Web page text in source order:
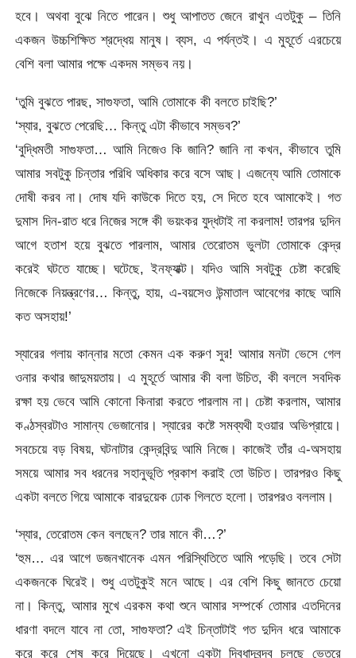
হবে। অথবা বুঝে নিতে পারেন। শুধু আপাতত জেনে রাখুন এতটুকু – তিনি
একজন উচ্চশিক্ষিত শ্রদ্ধেয় মানুষ। ব্যস, এ পর্যন্তই। এ মুহূর্তে এরচেয়ে
বেশি বলা আমার পক্ষে একদম সম্ভব নয়।
‘তুমি বুঝতে পারছ, সাগুফতা, আমি তোমাকে কী বলতে চাইছি?’
‘স্যার, বুঝতে পেরেছি… কিন্তু এটা কীভাবে সম্ভব?’
‘বুদ্ধিমতী সাগুফতা… আমি নিজেও কি জানি? জানি না কখন, কীভাবে তুমি
আমার সবটুকু চিন্তার পরিধি অধিকার করে বসে আছ। এজন্যে আমি তোমাকে
দোষী করব না। দোষ যদি কাউকে দিতে হয়, সে দিতে হবে আমাকেই। গত
দুমাস দিন-রাত ধরে নিজের সঙ্গে কী ভয়ংকর যুদ্ধটাই না করলাম! তারপর দুদিন
আগে হতাশ হয়ে বুঝতে পারলাম, আমার তেরোতম ভুলটা তোমাকে কেন্দ্র
করেই ঘটতে যাচ্ছে। ঘটেছে, ইনফ্যাক্ট। যদিও আমি সবটুকু চেষ্টা করেছি
নিজেকে নিয়ন্ত্রণের… কিন্তু, হায়, এ-বয়সেও উন্মাতাল আবেগের কাছে আমি
কত অসহায়!’
স্যারের গলায় কান্নার মতো কেমন এক করুণ সুর! আমার মনটা ভেসে গেল
ওনার কথার জাদুময়তায়। এ মুহূর্তে আমার কী বলা উচিত, কী বললে সবদিক
রক্ষা হয় ভেবে আমি কোনো কিনারা করতে পারলাম না। চেষ্টা করলাম, আমার
কণ্ঠস্বরটাও সামান্য ভেজানোর। স্যারের কষ্টে সমব্যথী হওয়ার অভিপ্রায়ে।
সবচেয়ে বড় বিষয়, ঘটনাটার কেন্দ্রবিন্দু আমি নিজে। কাজেই তাঁর এ-অসহায়
সময়ে আমার সব ধরনের সহানুভূতি প্রকাশ করাই তো উচিত। তারপরও কিছু
একটা বলতে গিয়ে আমাকে বারদুয়েক ঢোক গিলতে হলো। তারপরও বললাম।
‘স্যার, তেরোতম কেন বলছেন? তার মানে কী…?’
‘হুম… এর আগে ডজনখানেক এমন পরিস্থিতিতে আমি পড়েছি। তবে সেটা
একজনকে ঘিরেই। শুধু এতটুকুই মনে আছে। এর বেশি কিছু জানতে চেয়ো
না। কিন্তু, আমার মুখে এরকম কথা শুনে আমার সম্পর্কে তোমার এতদিনের
ধারণা বদলে যাবে না তো, সাগুফতা? এই চিন্তাটাই গত দুদিন ধরে আমাকে
কুরে কুরে শেষ করে দিয়েছে। এখনো একটা দ্বিধাদ্বন্দ্ব চলছে ভেতরে